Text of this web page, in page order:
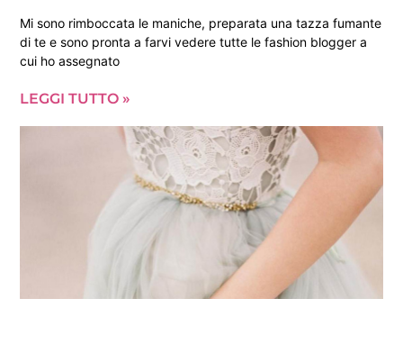
Mi sono rimboccata le maniche, preparata una tazza fumante
di te e sono pronta a farvi vedere tutte le fashion blogger a
cui ho assegnato
LEGGI TUTTO »